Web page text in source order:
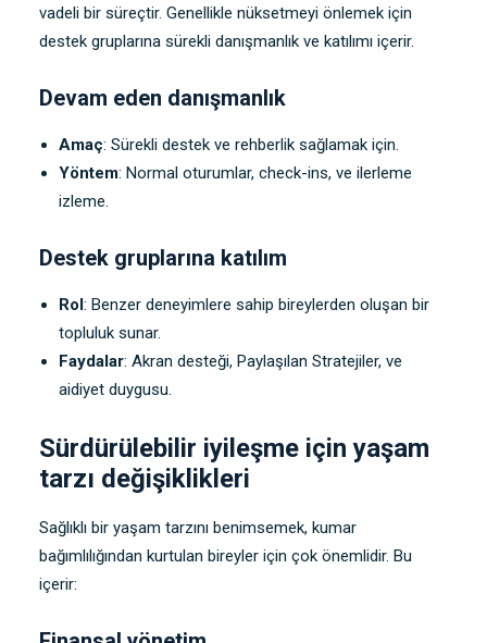
vadeli bir süreçtir. Genellikle nüksetmeyi önlemek için
destek gruplarına sürekli danışmanlık ve katılımı içerir.
Devam eden danışmanlık
Amaç: Sürekli destek ve rehberlik sağlamak için.
Yöntem: Normal oturumlar, check-ins, ve ilerleme
izleme.
Destek gruplarına katılım
Rol: Benzer deneyimlere sahip bireylerden oluşan bir
topluluk sunar.
Faydalar: Akran desteği, Paylaşılan Stratejiler, ve
aidiyet duygusu.
Sürdürülebilir iyileşme için yaşam
tarzı değişiklikleri
Sağlıklı bir yaşam tarzını benimsemek, kumar
bağımlılığından kurtulan bireyler için çok önemlidir. Bu
içerir: